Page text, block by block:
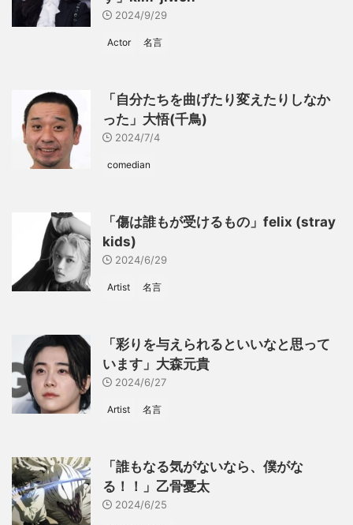
2024/9/29
Actor 名言
「自分たちを曲げたり変えたりしなか
った」大悟(千鳥)
2024/7/4
comedian
「傷は誰もが受けるもの」felix (stray
kids)
2024/6/29
Artist 名言
「彩りを与えられるといいなと思って
います」大森元貴
2024/6/27
Artist 名言
「誰もなる気がないなら、僕がな
る！！」乙骨憂太
2024/6/25